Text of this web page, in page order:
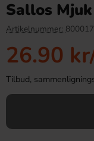
Caramel 40g
31)9.90
Köp
Sallos
Artikelnummer:
26.90 kr
Tilbud,